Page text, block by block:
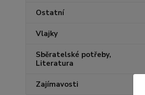
Ostatní
Vlajky
Sběratelské potřeby,
Literatura
Zajímavosti